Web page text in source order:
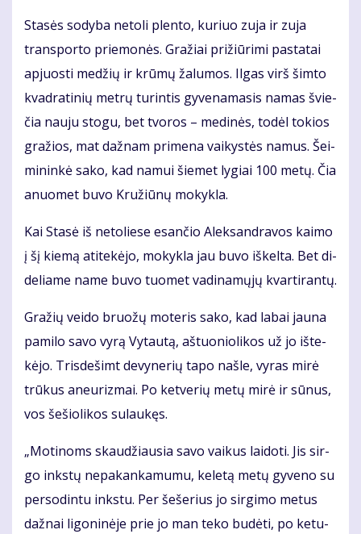
Sta­sės so­dy­ba ne­to­li plen­to, ku­riuo zu­ja ir zu­ja
trans­por­to prie­mo­nės. Gra­žiai pri­žiū­ri­mi pa­sta­tai
ap­juos­ti me­džių ir krū­mų ža­lu­mos. Il­gas virš šim­to
kvad­ra­ti­nių met­rų tu­rin­tis gy­ve­na­ma­sis na­mas švie­
čia nau­ju sto­gu, bet tvo­ros – me­di­nės, to­dėl to­kios
gra­žios, mat daž­nam pri­me­na vai­kys­tės na­mus. Šei­
mi­nin­kė sa­ko, kad na­mui šie­met ly­giai 100 me­tų. Čia
anuo­met bu­vo Kru­žiū­nų mo­kyk­la.
Kai Sta­sė iš ne­to­lie­se esan­čio Alek­san­dra­vos kai­mo
į šį kie­mą ati­te­kė­jo, mo­kyk­la jau bu­vo iš­kel­ta. Bet di­
de­lia­me na­me bu­vo tuo­met va­di­na­mų­jų kvar­ti­ran­tų.
Gra­žių vei­do bruo­žų mo­te­ris sa­ko, kad la­bai jau­na
pa­mi­lo sa­vo vy­rą Vy­tau­tą, aš­tuo­nio­li­kos už jo iš­te­
kė­jo. Tris­de­šimt de­vy­ne­rių ta­po naš­le, vy­ras mi­rė
trū­kus aneu­riz­mai. Po ket­ve­rių me­tų mi­rė ir sū­nus,
vos še­šio­li­kos su­lau­kęs.
„Mo­ti­noms skau­džiau­sia sa­vo vai­kus lai­do­ti. Jis sir­
go inks­tų ne­pa­kan­ka­mu­mu, ke­le­tą me­tų gy­ve­no su
per­so­din­tu inks­tu. Per še­še­rius jo sir­gi­mo me­tus
daž­nai li­go­ni­nė­je prie jo man te­ko bu­dė­ti, po ke­tu­